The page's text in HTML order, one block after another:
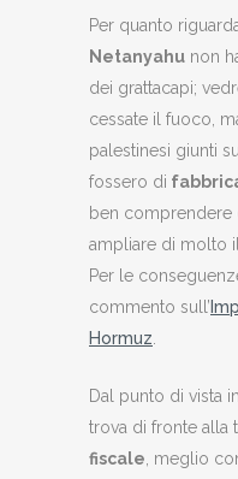
Per quanto
Netanyahu non
dei grattacapi;
cessate il fuoco,
palestinesi giunti
fossero di
ben
ampliare di molto
Per le
commento sull’
Hormuz.
Dal punto di vista
trova di fronte alla
fiscale, meglio